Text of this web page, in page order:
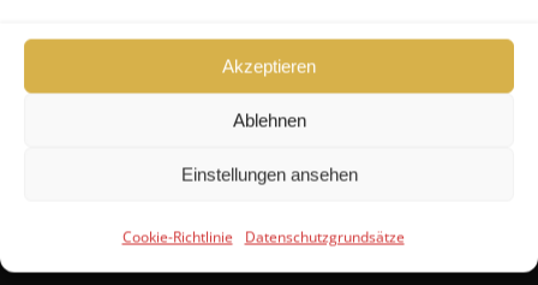
Akzeptieren
Ablehnen
Einstellungen ansehen
Cookie-Richtlinie Datenschutzgrundsätze
Hanseatische Fondshandlung GmbH